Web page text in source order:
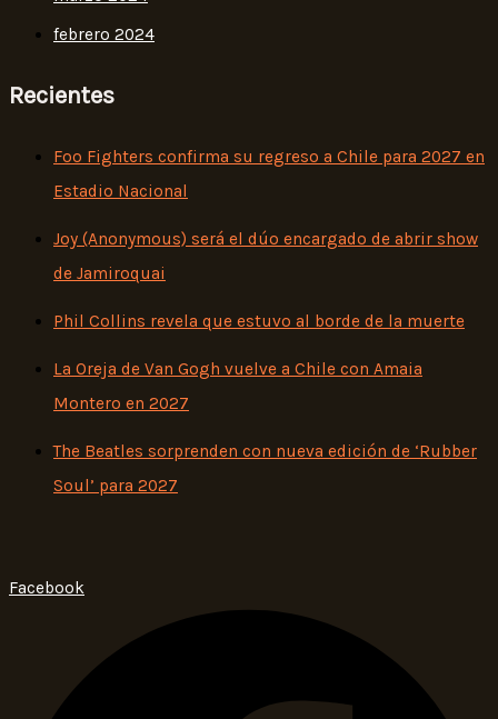
febrero 2024
Recientes
Foo Fighters confirma su regreso a Chile para 2027 en
Estadio Nacional
Joy (Anonymous) será el dúo encargado de abrir show
de Jamiroquai
Phil Collins revela que estuvo al borde de la muerte
La Oreja de Van Gogh vuelve a Chile con Amaia
Montero en 2027
The Beatles sorprenden con nueva edición de ‘Rubber
Soul’ para 2027
Facebook